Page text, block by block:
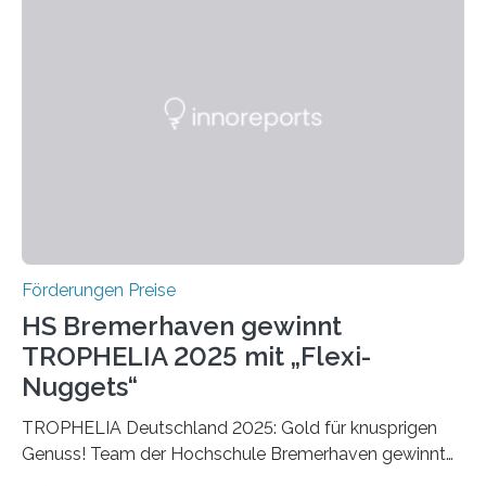
Foundation, des BIAL Award in Biomedicine ist in
Förderungen Preise
HS Bremerhaven gewinnt
TROPHELIA 2025 mit „Flexi-
Nuggets“
TROPHELIA Deutschland 2025: Gold für knusprigen
Genuss! Team der Hochschule Bremerhaven gewinnt